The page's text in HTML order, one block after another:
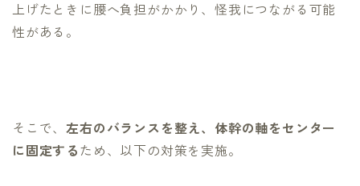
上げたときに腰へ負担がかかり、怪我につながる可能
性がある。
そこで、左右のバランスを整え、体幹の軸をセンター
に固定するため、以下の対策を実施。